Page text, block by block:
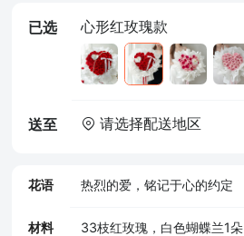
已选 心形红玫瑰款
送至 请选择配送地区
花语 热烈的爱，铭记于心的约定
材料 33枝红玫瑰，白色蝴蝶兰1朵